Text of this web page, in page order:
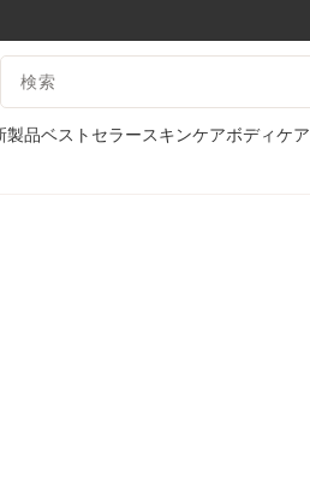
コンテンツへ移動
検索候補
製品ベストセラースキンケアボディケア